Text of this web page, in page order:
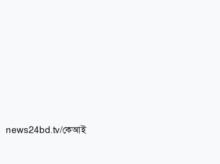
news24bd.tv/কেআই